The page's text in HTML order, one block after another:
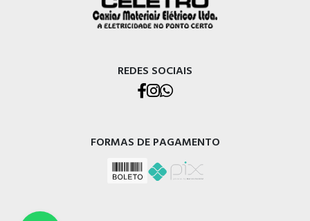
REDES SOCIAIS
FORMAS DE PAGAMENTO